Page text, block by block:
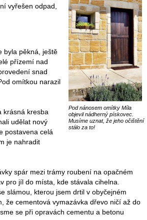
Pod nánosem omítky Míla
objevil nádherný pískovec.
Musíme uznat, že jeho očištění
stálo za to!
vyřešen odpad,
byla pěkná, ještě
přízemí nad
snad
omítkou narazil
krásná kresba
udělat nový
postavena celá
je nahradit
spár mezi trámy roubení na opačném
pro jíl do místa, kde stávala cihelna.
slámou, kterou jsem drtil v obyčejném
že cementová vymazávka dřevo ničí až do
se při opravách cementu a betonu